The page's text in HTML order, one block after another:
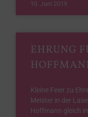
10. Juni 2019
EHRUNG
Kleine Feier zu
Meister in der
Hoffmann gleich